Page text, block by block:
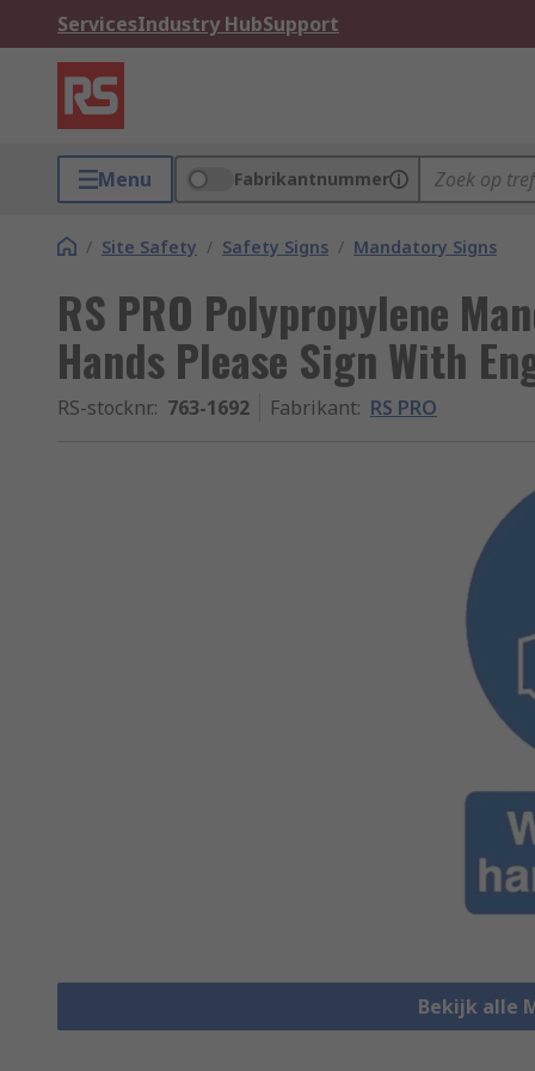
ServicesIndustry HubSupport
Menu Fabrikantnummer
/ Site Safety / Safety Signs / Mandatory Signs
RS PRO Polypropylene
Hands Please Sign With
RS-stocknr.: 763-1692 Fabrikant: RS PRO
Bekijk alle